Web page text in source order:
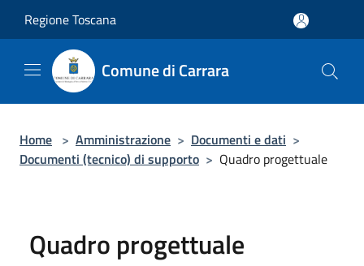
Regione Toscana
Comune di Carrara
Home > Amministrazione > Documenti e dati >
Documenti (tecnico) di supporto > Quadro progettuale
Quadro progettuale